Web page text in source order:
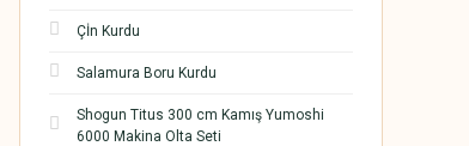
Çİn Kurdu
Salamura Boru Kurdu
Shogun Titus 300 cm Kamış Yumoshi
6000 Makina Olta Seti